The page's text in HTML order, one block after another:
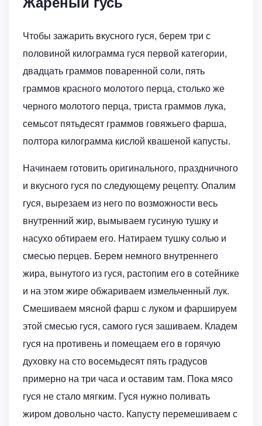
Чтобы зажарить вкусного гуся, берем три с
половиной килограмма гуся первой категории,
двадцать граммов поваренной соли, пять
граммов красного молотого перца, столько же
черного молотого перца, триста граммов лука,
семьсот пятьдесят граммов говяжьего фарша,
полтора килограмма кислой квашеной капусты.
Начинаем готовить оригинального, праздничного
и вкусного гуся по следующему рецепту. Опалим
гуся, вырезаем из него по возможности весь
внутренний жир, вымываем гусиную тушку и
насухо обтираем его. Натираем тушку солью и
смесью перцев. Берем немного внутреннего
жира, вынутого из гуся, растопим его в сотейнике
и на этом жире обжариваем измельченный лук.
Смешиваем мясной фарш с луком и фаршируем
этой смесью гуся, самого гуся зашиваем. Кладем
гуся на противень и помещаем его в горячую
духовку на сто восемьдесят пять градусов
примерно на три часа и оставим там. Пока мясо
гуся не стало мягким. Гуся нужно поливать
жиром довольно часто. Капусту перемешиваем с